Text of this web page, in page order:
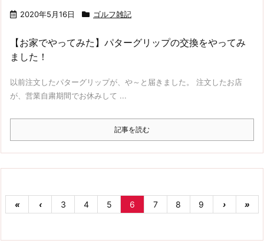
2020年5月16日 ゴルフ雑記
【お家でやってみた】パターグリップの交換をやってみ
ました！
以前注文したパターグリップが、や～と届きました。 注文したお店
が、営業自粛期間でお休みして ...
記事を読む
« ‹ 3 4 5 6 7 8 9 › »